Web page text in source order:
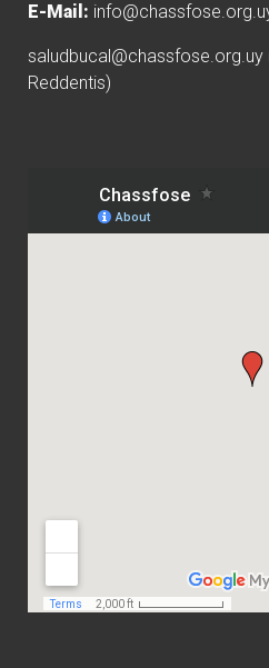
E-Mail:
saludbucal@chassfose.org.uy
Reddentis)